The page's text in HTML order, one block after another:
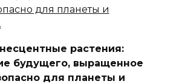
растения:
будущего, выращенное
для планеты и